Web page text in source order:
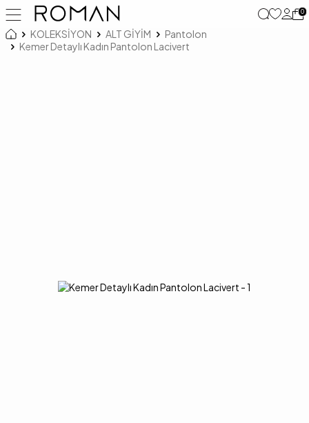
0
KOLEKSİYON ALT GİYİM
Pantolon
Kemer Detaylı Kadın Pantolon Lacivert